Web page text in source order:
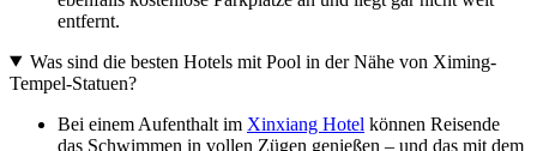
entfernt.
Was sind die besten Hotels mit Pool in der Nähe von Ximing-
Tempel-Statuen?
Bei einem Aufenthalt im Xinxiang Hotel können Reisende
das Schwimmen in vollen Zügen genießen – und das mit dem